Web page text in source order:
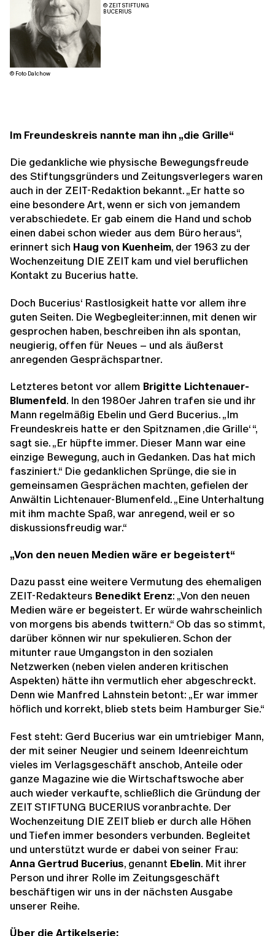
© Foto Dalchow
© ZEIT STIFTUNG
BUCERIUS
Im Freundeskreis nannte man ihn „die Grille“
Die gedankliche wie physische Bewegungsfreude
des Stiftungsgründers und Zeitungsverlegers waren
auch in der ZEIT-Redaktion bekannt. „Er hatte so
eine besondere Art, wenn er sich von jemandem
verabschiedete. Er gab einem die Hand und schob
einen dabei schon wieder aus dem Büro heraus“,
erinnert sich Haug von Kuenheim, der 1963 zu der
Wochenzeitung DIE ZEIT kam und viel beruflichen
Kontakt zu Bucerius hatte.
Doch Bucerius‘ Rastlosigkeit hatte vor allem ihre
guten Seiten. Die Wegbegleiter:innen, mit denen wir
gesprochen haben, beschreiben ihn als spontan,
neugierig, offen für Neues – und als äußerst
anregenden Gesprächspartner.
Letzteres betont vor allem Brigitte Lichtenauer-
Blumenfeld. In den 1980er Jahren trafen sie und ihr
Mann regelmäßig Ebelin und Gerd Bucerius. „Im
Freundeskreis hatte er den Spitznamen ‚die Grille‘ “,
sagt sie. „Er hüpfte immer. Dieser Mann war eine
einzige Bewegung, auch in Gedanken. Das hat mich
fasziniert.“ Die gedanklichen Sprünge, die sie in
gemeinsamen Gesprächen machten, gefielen der
Anwältin Lichtenauer-Blumenfeld. „Eine Unterhaltung
mit ihm machte Spaß, war anregend, weil er so
diskussionsfreudig war.“
„Von den neuen Medien wäre er begeistert“
Dazu passt eine weitere Vermutung des ehemaligen
ZEIT-Redakteurs Benedikt Erenz: „Von den neuen
Medien wäre er begeistert. Er würde wahrscheinlich
von morgens bis abends twittern.“ Ob das so stimmt,
darüber können wir nur spekulieren. Schon der
mitunter raue Umgangston in den sozialen
Netzwerken (neben vielen anderen kritischen
Aspekten) hätte ihn vermutlich eher abgeschreckt.
Denn wie Manfred Lahnstein betont: „Er war immer
höflich und korrekt, blieb stets beim Hamburger Sie.“
Fest steht: Gerd Bucerius war ein umtriebiger Mann,
der mit seiner Neugier und seinem Ideenreichtum
vieles im Verlagsgeschäft anschob, Anteile oder
ganze Magazine wie die Wirtschaftswoche aber
auch wieder verkaufte, schließlich die Gründung der
ZEIT STIFTUNG BUCERIUS voranbrachte. Der
Wochenzeitung DIE ZEIT blieb er durch alle Höhen
und Tiefen immer besonders verbunden. Begleitet
und unterstützt wurde er dabei von seiner Frau:
Anna Gertrud Bucerius, genannt Ebelin. Mit ihrer
Person und ihrer Rolle im Zeitungsgeschäft
beschäftigen wir uns in der nächsten Ausgabe
unserer Reihe.
Über die Artikelserie: